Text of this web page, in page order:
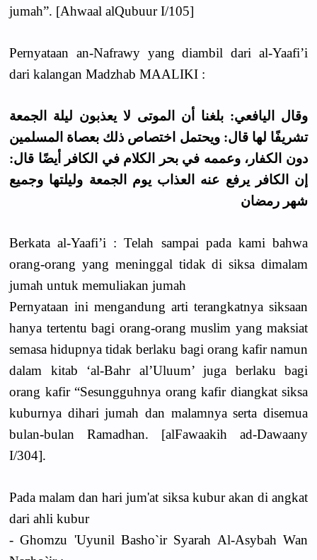
jumah”. [Ahwaal alQubuur I/105]
Pernyataan an-Nafrawy yang diambil dari al-Yaafi’i
dari kalangan Madzhab MAALIKI :
وقال اليافعي: بلغنا أن الموتى لا يعذبون ليلة الجمعة
تشريفًا لها قال: ويحتمل اختصاص ذلك بعصاة المسلمين
دون الكفار، وعممه في بحر الكلام في الكافر أيضًا قال:
إن الكافر يرفع عنه العذاب يوم الجمعة وليلتها وجميع
شهر رمضان
Berkata al-Yaafi’i : Telah sampai pada kami bahwa
orang-orang yang meninggal tidak di siksa dimalam
jumah untuk memuliakan jumah
Pernyataan ini mengandung arti terangkatnya siksaan
hanya tertentu bagi orang-orang muslim yang maksiat
semasa hidupnya tidak berlaku bagi orang kafir namun
dalam kitab ‘al-Bahr al’Uluum’ juga berlaku bagi
orang kafir “Sesungguhnya orang kafir diangkat siksa
kuburnya dihari jumah dan malamnya serta disemua
bulan-bulan Ramadhan. [alFawaakih ad-Dawaany
I/304].
Pada malam dan hari jum'at siksa kubur akan di angkat
dari ahli kubur
- Ghomzu 'Uyunil Basho`ir Syarah Al-Asybah Wan